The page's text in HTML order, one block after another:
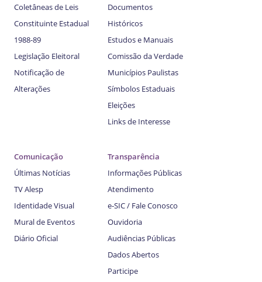
Coletâneas de Leis
Constituinte Estadual
1988-89
Legislação Eleitoral
Notificação de
Alterações
Documentos
Históricos
Estudos e Manuais
Comissão da Verdade
Municípios Paulistas
Símbolos Estaduais
Eleições
Links de Interesse
Comunicação
Últimas Notícias
TV Alesp
Identidade Visual
Mural de Eventos
Diário Oficial
Transparência
Informações Públicas
Atendimento
e-SIC / Fale Conosco
Ouvidoria
Audiências Públicas
Dados Abertos
Participe